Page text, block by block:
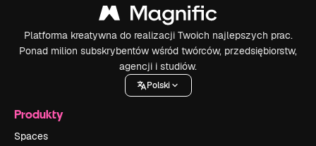
Platforma kreatywna do realizacji Twoich najlepszych prac.
Ponad milion subskrybentów wśród twórców, przedsiębiorstw,
agencji i studiów.
Polski
Produkty
Spaces